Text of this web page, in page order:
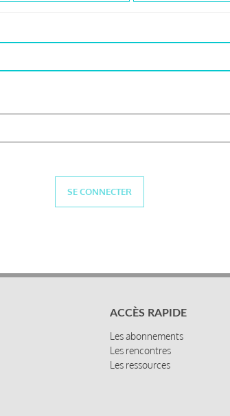
ACCÈS RAPIDE
Les abonnements
Les rencontres
Les ressources